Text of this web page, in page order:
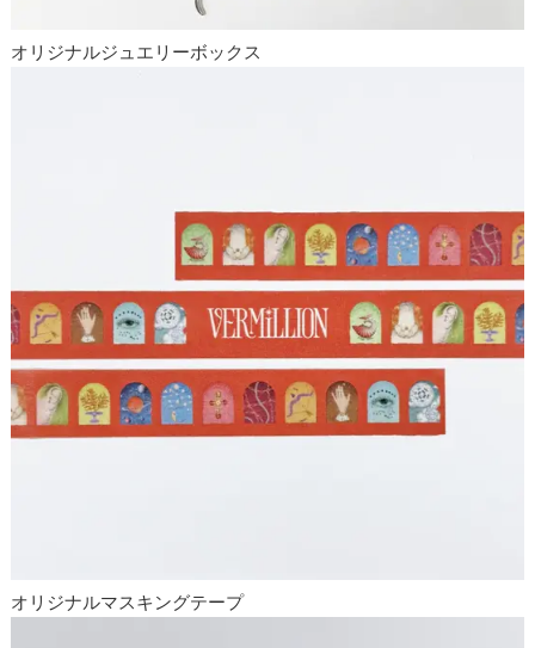
オリジナルジュエリーボックス
オリジナルマスキングテープ